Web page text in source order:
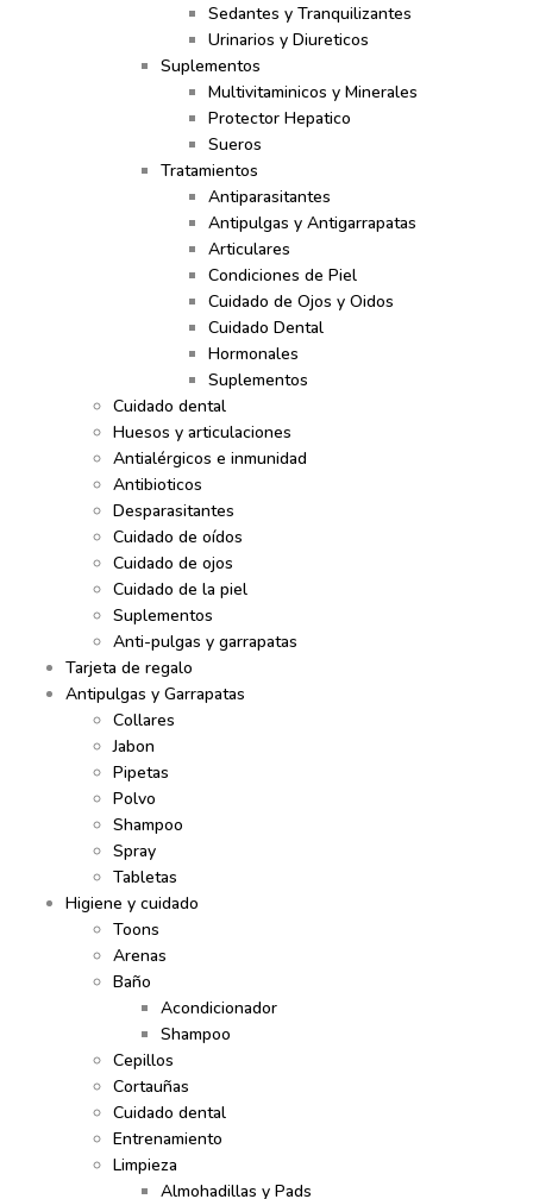
Sedantes y Tranquilizantes
Urinarios y Diureticos
Suplementos
Multivitaminicos y Minerales
Protector Hepatico
Sueros
Tratamientos
Antiparasitantes
Antipulgas y Antigarrapatas
Articulares
Condiciones de Piel
Cuidado de Ojos y Oidos
Cuidado Dental
Hormonales
Suplementos
Cuidado dental
Huesos y articulaciones
Antialérgicos e inmunidad
Antibioticos
Desparasitantes
Cuidado de oídos
Cuidado de ojos
Cuidado de la piel
Suplementos
Anti-pulgas y garrapatas
Tarjeta de regalo
Antipulgas y Garrapatas
Collares
Jabon
Pipetas
Polvo
Shampoo
Spray
Tabletas
Higiene y cuidado
Toons
Arenas
Baño
Acondicionador
Shampoo
Cepillos
Cortauñas
Cuidado dental
Entrenamiento
Limpieza
Almohadillas y Pads